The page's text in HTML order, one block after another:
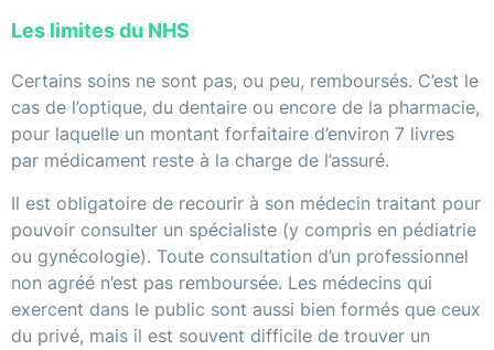
Les limites du NHS
Certains soins ne sont pas, ou peu, remboursés. C’est le
cas de l’optique, du dentaire ou encore de la pharmacie,
pour laquelle un montant forfaitaire d’environ 7 livres
par médicament reste à la charge de l’assuré.
Il est obligatoire de recourir à son médecin traitant pour
pouvoir consulter un spécialiste (y compris en pédiatrie
ou gynécologie). Toute consultation d’un professionnel
non agréé n’est pas remboursée. Les médecins qui
exercent dans le public sont aussi bien formés que ceux
du privé, mais il est souvent difficile de trouver un